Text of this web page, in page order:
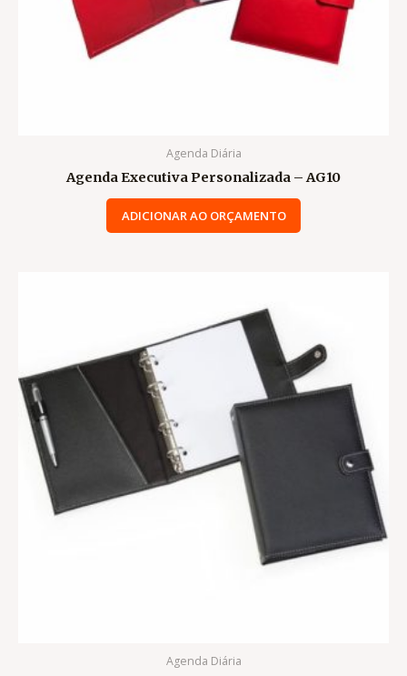
Agenda Diária
Agenda Executiva Personalizada – AG10
ADICIONAR AO ORÇAMENTO
Agenda Diária